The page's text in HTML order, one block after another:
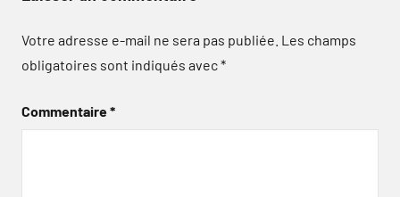
Votre adresse e-mail ne sera pas publiée. Les champs
obligatoires sont indiqués avec*
Commentaire*